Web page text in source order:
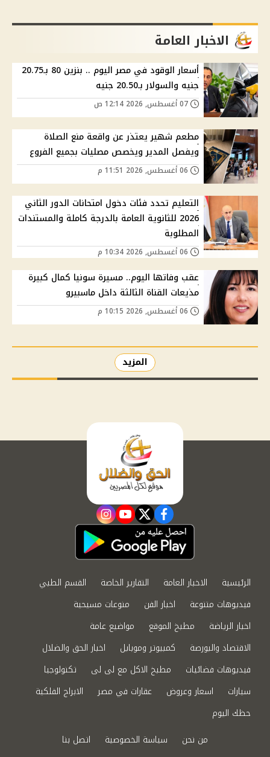
الاخبار العامة
أسعار الوقود في مصر اليوم .. بنزين 80 بـ20.75
جنيه والسولار بـ20.50 جنيه
مطعم شهير يعتذر عن واقعة منع الصلاة
ويفصل المدير ويخصص مصليات بجميع الفروع
التعليم تحدد فئات دخول امتحانات الدور الثاني
2026 للثانوية العامة بالدرجة كاملة والمستندات
المطلوبة
عقب وفاتها اليوم.. مسيرة سونيا كمال كبيرة
مذيعات القناة الثالثة داخل ماسبيرو
المزيد
facebook
twitter
youtube
instagram
الرئيسية الاخبار العامة التقارير الخاصة
القسم الطبي
فيديوهات متنوعة
اخبار الفن
منوعات مسيحية
اخبار الرياضة
مطبخ الموقع
مواضيع عامة
الاقتصاد والبورصة
كمبيوتر وموبايل
اخبار الحق والضلال
فيديوهات فضائيات
مطبخ الاكل مع لى لى
تكنولوجيا
سيارات
اسعار وعروض عقارات في مصر
الابراج الفلكية
حظك اليوم
من نحن
سياسة الخصوصية اتصل بنا